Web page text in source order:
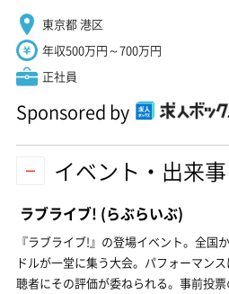
東京都 港区
年収500万円～700万円
正社員
Sponsored by
イベント・出来事
ラブライブ! (らぶらいぶ)
『ラブライブ!』の登場イベント。全国
ドルが一堂に集う大会。パフォーマン
聴者にその評価が委ねられる。事前投